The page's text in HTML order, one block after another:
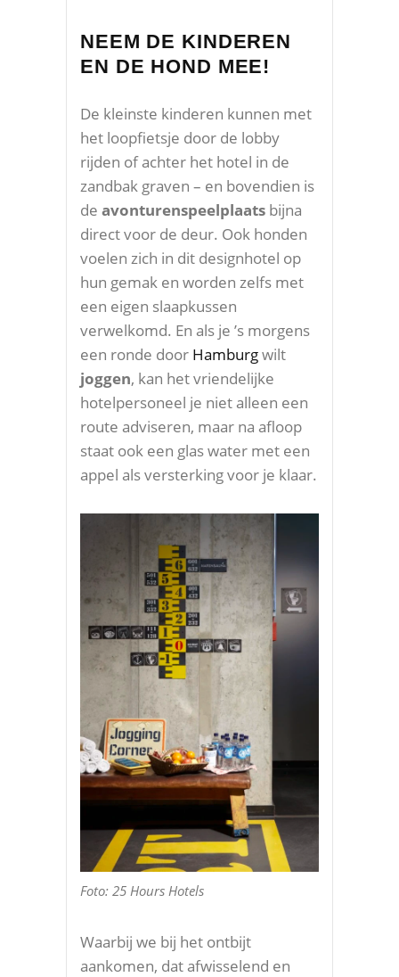
NEEM DE KINDEREN
EN DE HOND MEE!
De kleinste kinderen kunnen met
het loopfietsje door de lobby
rijden of achter het hotel in de
zandbak graven – en bovendien is
de avonturenspeelplaats bijna
direct voor de deur. Ook honden
voelen zich in dit designhotel op
hun gemak en worden zelfs met
een eigen slaapkussen
verwelkomd. En als je ’s morgens
een ronde door Hamburgwilt
joggen, kan het vriendelijke
hotelpersoneel je niet alleen een
route adviseren, maar na afloop
staat ook een glas water met een
appel als versterking voor je klaar.
Foto: 25 Hours Hotels
Waarbij we bij het ontbijt
aankomen, dat afwisselend en